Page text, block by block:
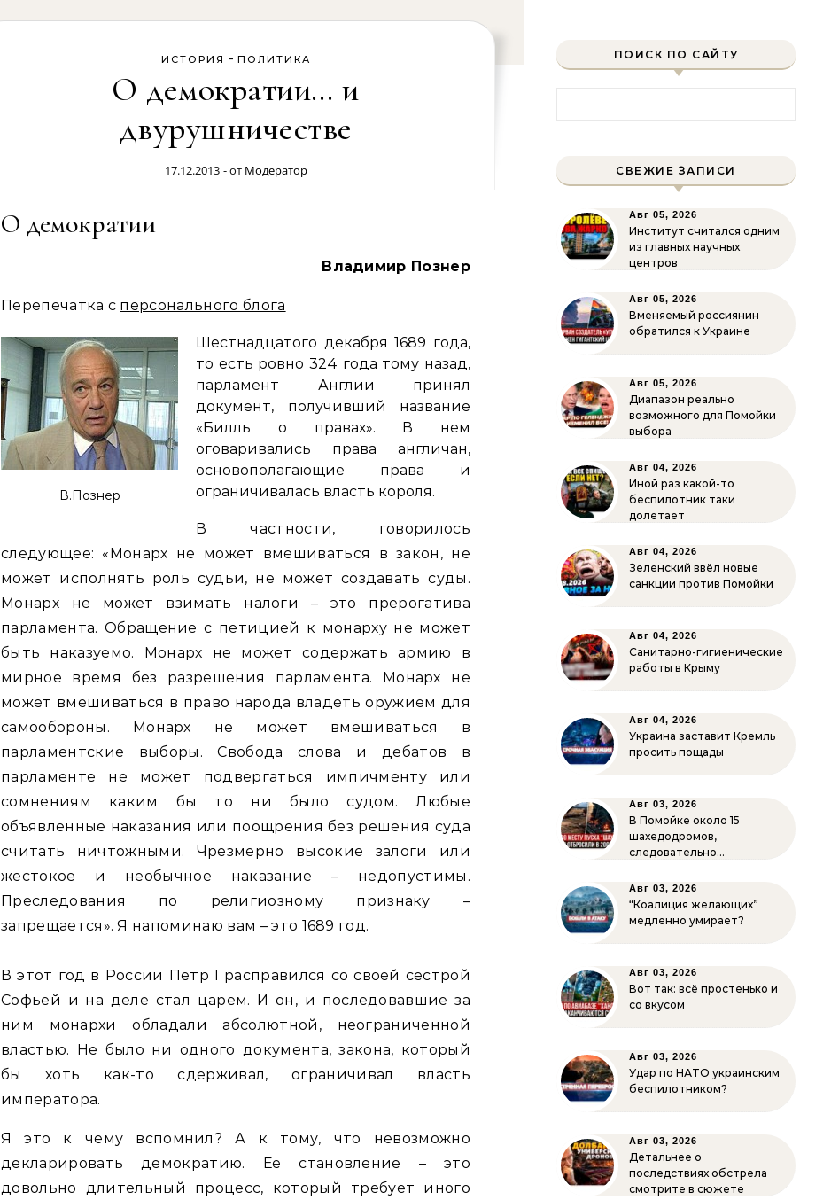
ИСТОРИЯ - ПОЛИТИКА
О демократии… и
двурушничестве
17.12.2013 - от Модератор
О демократии
Владимир Познер
Перепечатка с персонального блога
В.Познер
Шестнадцатого декабря 1689 года,
то есть ровно 324 года тому назад,
парламент Англии принял
документ, получивший название
«Билль о правах». В нем
оговаривались права англичан,
основополагающие права и
ограничивалась власть короля.
В частности, говорилось
следующее: «Монарх не может вмешиваться в закон, не
может исполнять роль судьи, не может создавать суды.
Монарх не может взимать налоги – это прерогатива
парламента. Обращение с петицией к монарху не может
быть наказуемо. Монарх не может содержать армию в
мирное время без разрешения парламента. Монарх не
может вмешиваться в право народа владеть оружием для
самообороны. Монарх не может вмешиваться в
парламентские выборы. Свобода слова и дебатов в
парламенте не может подвергаться импичменту или
сомнениям каким бы то ни было судом. Любые
объявленные наказания или поощрения без решения суда
считать ничтожными. Чрезмерно высокие залоги или
жестокое и необычное наказание – недопустимы.
Преследования по религиозному признаку –
запрещается». Я напоминаю вам – это 1689 год.
В этот год в России Петр I расправился со своей сестрой
Софьей и на деле стал царем. И он, и последовавшие за
ним монархи обладали абсолютной, неограниченной
властью. Не было ни одного документа, закона, который
бы хоть как-то сдерживал, ограничивал власть
императора.
Я это к чему вспомнил? А к тому, что невозможно
декларировать демократию. Ее становление – это
довольно длительный процесс, который требует иного
ПОИСК ПО САЙТУ
СВЕЖИЕ ЗАПИСИ
Авг 05, 2026
Институт считался одним
из главных научных
центров
Авг 05, 2026
Вменяемый россиянин
обратился к Украине
Авг 05, 2026
Диапазон реально
возможного для Помойки
выбора
Авг 04, 2026
Иной раз какой-то
беспилотник таки
долетает
Авг 04, 2026
Зеленский ввёл новые
санкции против Помойки
Авг 04, 2026
Санитарно-гигиенические
работы в Крыму
Авг 04, 2026
Украина заставит Кремль
просить пощады
Авг 03, 2026
В Помойке около 15
шахедодромов,
следовательно…
Авг 03, 2026
“Коалиция желающих”
медленно умирает?
Авг 03, 2026
Вот так: всё простенько и
со вкусом
Авг 03, 2026
Удар по НАТО украинским
беспилотником?
Авг 03, 2026
Детальнее о
последствиях обстрела
смотрите в сюжете